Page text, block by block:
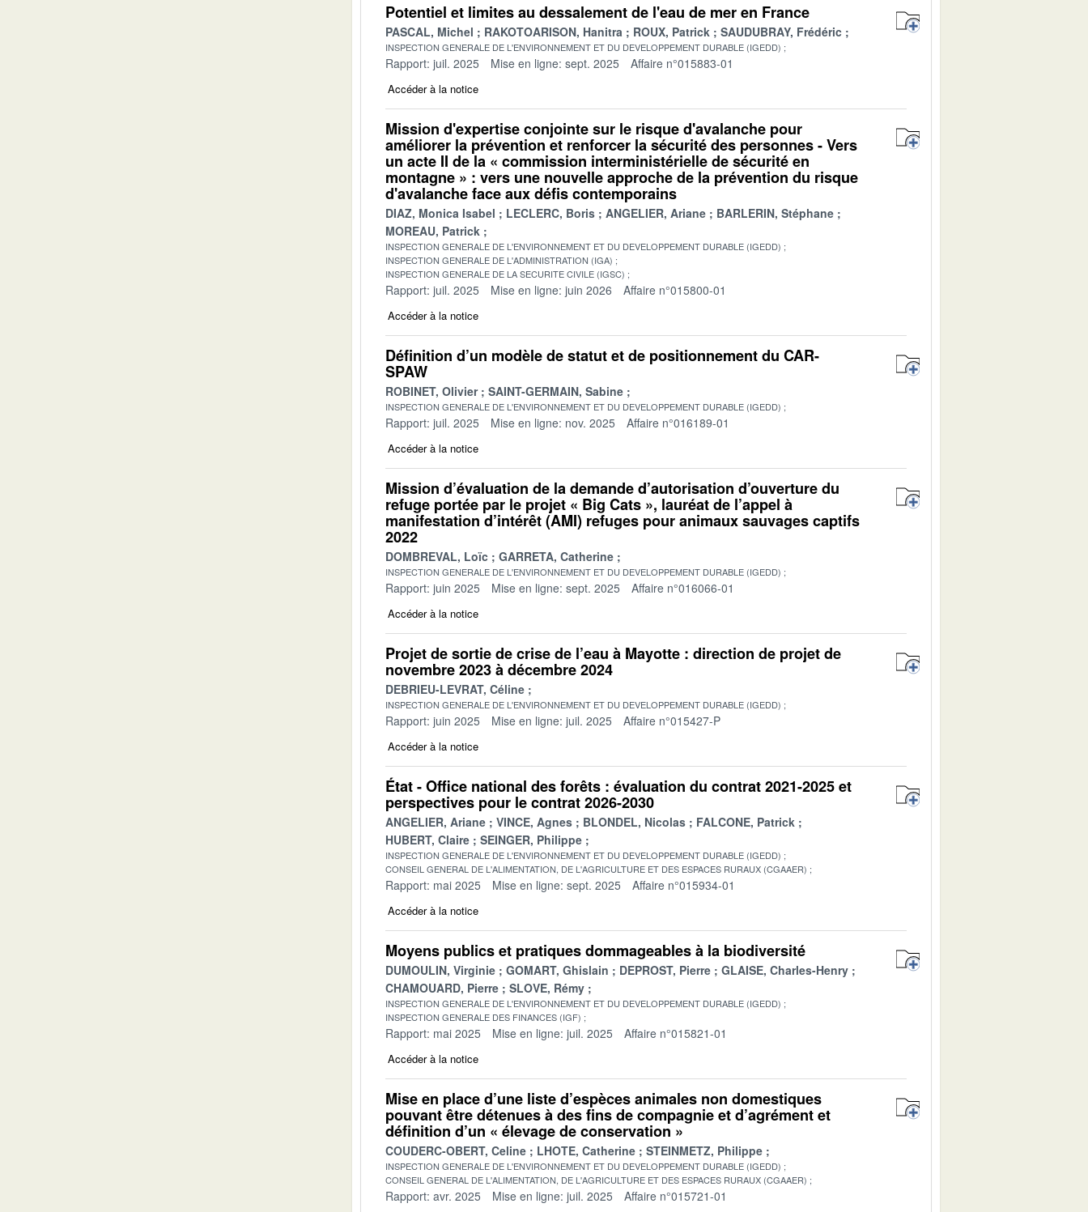
Potentiel et limites au dessalement de l'eau de mer en France
PASCAL, Michel RAKOTOARISON, Hanitra ROUX, Patrick SAUDUBRAY, Frédéric
INSPECTION GENERALE DE L'ENVIRONNEMENT ET DU DEVELOPPEMENT DURABLE (IGEDD)
Rapport: juil. 2025 Mise en ligne: sept. 2025 Affaire n°015883-01
Accéder à la notice
Mission d'expertise conjointe sur le risque d'avalanche pour
améliorer la prévention et renforcer la sécurité des personnes - Vers
un acte II de la « commission interministérielle de sécurité en
montagne » : vers une nouvelle approche de la prévention du risque
d'avalanche face aux défis contemporains
DIAZ, Monica Isabel LECLERC, Boris ANGELIER, Ariane
BARLERIN, Stéphane
MOREAU, Patrick
INSPECTION GENERALE DE L'ENVIRONNEMENT ET DU DEVELOPPEMENT DURABLE (IGEDD)
INSPECTION GENERALE DE L'ADMINISTRATION (IGA)
INSPECTION GENERALE DE LA SECURITE CIVILE (IGSC)
Rapport: juil. 2025 Mise en ligne: juin 2026 Affaire n°015800-01
Accéder à la notice
Définition d’un modèle de statut et de positionnement du CAR-
SPAW
ROBINET, Olivier SAINT-GERMAIN, Sabine
INSPECTION GENERALE DE L'ENVIRONNEMENT ET DU DEVELOPPEMENT DURABLE (IGEDD)
Rapport: juil. 2025 Mise en ligne: nov. 2025 Affaire n°016189-01
Accéder à la notice
Mission d’évaluation de la demande d’autorisation d’ouverture du
refuge portée par le projet « Big Cats », lauréat de l’appel à
manifestation d’intérêt (AMI) refuges pour animaux sauvages captifs
2022
DOMBREVAL, Loïc GARRETA, Catherine
INSPECTION GENERALE DE L'ENVIRONNEMENT ET DU DEVELOPPEMENT DURABLE (IGEDD)
Rapport: juin 2025 Mise en ligne: sept. 2025 Affaire n°016066-01
Accéder à la notice
Projet de sortie de crise de l’eau à Mayotte : direction de projet de
novembre 2023 à décembre 2024
DEBRIEU-LEVRAT, Céline
INSPECTION GENERALE DE L'ENVIRONNEMENT ET DU DEVELOPPEMENT DURABLE (IGEDD)
Rapport: juin 2025 Mise en ligne: juil. 2025 Affaire n°015427-P
Accéder à la notice
État - Office national des forêts : évaluation du contrat 2021-2025 et
perspectives pour le contrat 2026-2030
ANGELIER, Ariane VINCE, Agnes BLONDEL, Nicolas
FALCONE, Patrick
HUBERT, Claire
SEINGER, Philippe
INSPECTION GENERALE DE L'ENVIRONNEMENT ET DU DEVELOPPEMENT DURABLE (IGEDD)
CONSEIL GENERAL DE L'ALIMENTATION, DE L'AGRICULTURE ET DES ESPACES RURAUX (CGAAER)
Rapport: mai 2025 Mise en ligne: sept. 2025 Affaire n°015934-01
Accéder à la notice
Moyens publics et pratiques dommageables à la biodiversité
DUMOULIN, Virginie GOMART, Ghislain DEPROST, Pierre
GLAISE, Charles-Henry
CHAMOUARD, Pierre
SLOVE, Rémy
INSPECTION GENERALE DE L'ENVIRONNEMENT ET DU DEVELOPPEMENT DURABLE (IGEDD)
INSPECTION GENERALE DES FINANCES (IGF)
Rapport: mai 2025 Mise en ligne: juil. 2025 Affaire n°015821-01
Accéder à la notice
Mise en place d’une liste d’espèces animales non domestiques
pouvant être détenues à des fins de compagnie et d’agrément et
définition d’un « élevage de conservation »
COUDERC-OBERT, Celine LHOTE, Catherine STEINMETZ, Philippe
INSPECTION GENERALE DE L'ENVIRONNEMENT ET DU DEVELOPPEMENT DURABLE (IGEDD)
CONSEIL GENERAL DE L'ALIMENTATION, DE L'AGRICULTURE ET DES ESPACES RURAUX (CGAAER)
Rapport: avr. 2025 Mise en ligne: juil. 2025 Affaire n°015721-01